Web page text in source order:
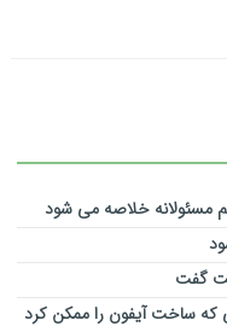
مسئولانه خلاصه می شود
گفت
که ساخت آیفون را ممکن کرد